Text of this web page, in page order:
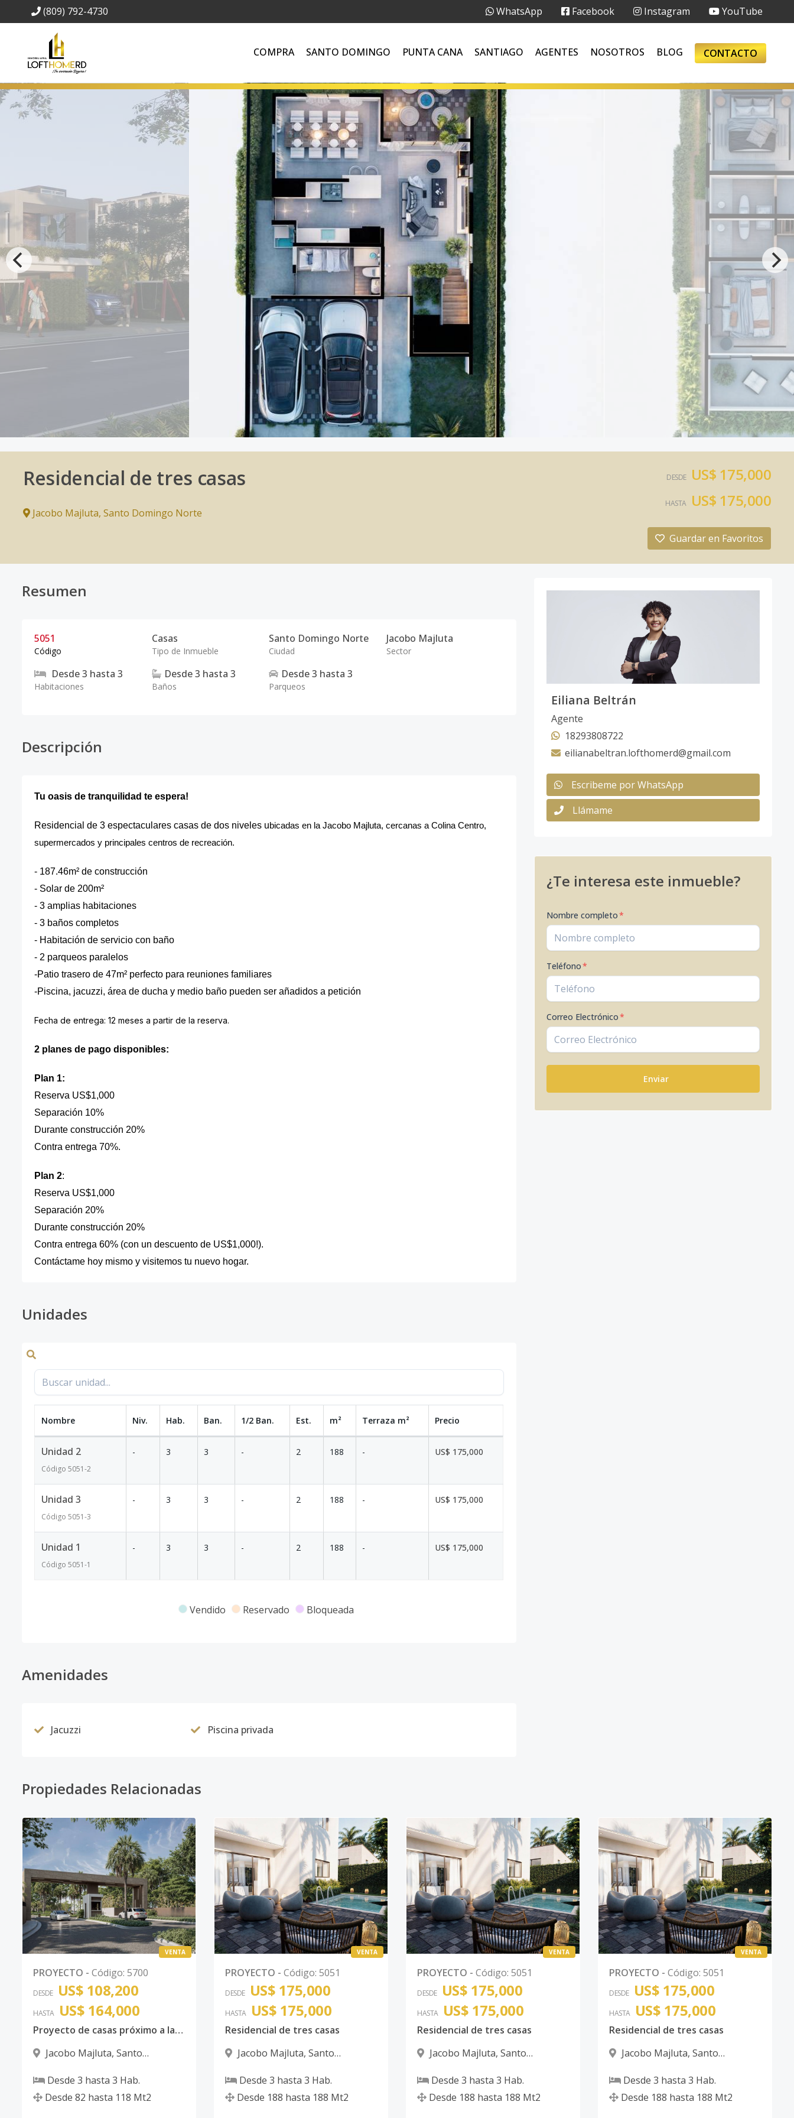
(809) 792-4730 WhatsApp Facebook Instagram YouTube
COMPRA SANTO DOMINGO PUNTA CANA SANTIAGO AGENTES NOSOTROS BLOG CONTACTO
Residencial de tres casas
Jacobo Majluta, Santo Domingo Norte
DESDE US$ 175,000
HASTA US$ 175,000
Guardar en Favoritos
Resumen
5051
Código
Casas
Tipo de Inmueble
Santo Domingo Norte
Ciudad
Jacobo Majluta
Sector
Desde3 hasta 3
Habitaciones
Desde3 hasta 3
Baños
Desde3 hasta 3
Parqueos
Descripción
Tu oasis de tranquilidad te espera!
Residencial de 3 espectaculares casas de dos niveles ubicadas en la Jacobo Majluta, cercanas a Colina Centro,
supermercados y principales centros de recreación.
- 187.46m² de construcción
- Solar de 200m²
- 3 amplias habitaciones
- 3 baños completos
- Habitación de servicio con baño
- 2 parqueos paralelos
-Patio trasero de 47m² perfecto para reuniones familiares
-Piscina, jacuzzi, área de ducha y medio baño pueden ser añadidos a petición
Fecha de entrega: 12 meses a partir de la reserva.
2 planes de pago disponibles:
Plan 1:
Reserva US$1,000
Separación 10%
Durante construcción 20%
Contra entrega 70%.
Plan 2:
Reserva US$1,000
Separación 20%
Durante construcción 20%
Contra entrega 60% (con un descuento de US$1,000!).
Contáctame hoy mismo y visitemos tu nuevo hogar.
Unidades
Nombre Niv. Hab. Ban. 1/2 Ban. Est. m² Terraza m² Precio
Unidad 2
Código 5051-2
- 3 3 - 2 188 - US$ 175,000
Unidad 3
Código 5051-3
- 3 3 - 2 188 - US$ 175,000
Unidad 1
Código 5051-1
- 3 3 - 2 188 - US$ 175,000
Vendido Reservado Bloqueada
Amenidades
Jacuzzi Piscina privada
Eiliana Beltrán
Agente
18293808722
eilianabeltran.lofthomerd@gmail.com
Escribeme por WhatsApp
Llámame
¿Te interesa este inmueble?
Nombre completo*
Teléfono*
Correo Electrónico*
Enviar
Propiedades Relacionadas
VENTA
PROYECTO - Código: 5700
DESDE US$ 108,200
HASTA US$ 164,000
Proyecto de casas próximo a la Jacobo Majluta, Santo Domingo Norte
Jacobo Majluta, Santo
Desde 3 hasta 3 Hab.
Desde 82 hasta 118 Mt2
VENTA
PROYECTO - Código: 5051
DESDE US$ 175,000
HASTA US$ 175,000
Residencial de tres casas
Jacobo Majluta, Santo
Desde 3 hasta 3 Hab.
Desde 188 hasta 188 Mt2
VENTA
PROYECTO - Código: 5051
DESDE US$ 175,000
HASTA US$ 175,000
Residencial de tres casas
Jacobo Majluta, Santo
Desde 3 hasta 3 Hab.
Desde 188 hasta 188 Mt2
VENTA
PROYECTO - Código: 5051
DESDE US$ 175,000
HASTA US$ 175,000
Residencial de tres casas
Jacobo Majluta, Santo
Desde 3 hasta 3 Hab.
Desde 188 hasta 188 Mt2